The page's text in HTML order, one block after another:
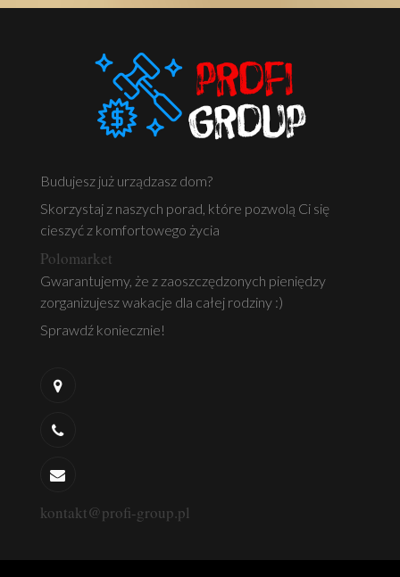
Budujesz już urządzasz dom?
Skorzystaj z naszych porad, które pozwolą Ci się
cieszyć z komfortowego życia
Polomarket
Gwarantujemy, że z zaoszczędzonych pieniędzy
zorganizujesz wakacje dla całej rodziny :)
Sprawdź koniecznie!
kontakt@profi-group.pl